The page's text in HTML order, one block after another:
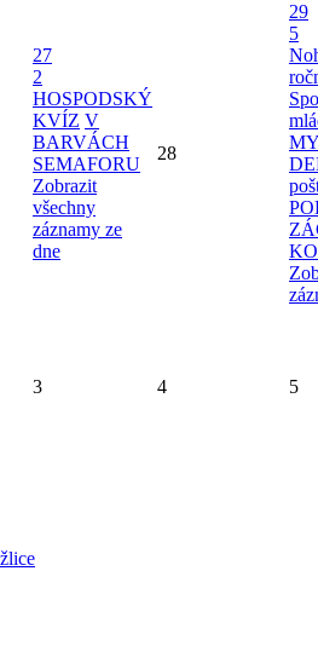
27
2
HOSPODSKÝ
KVÍZ V
BARVÁCH
SEMAFORU
Zobrazit
všechny
záznamy ze
dne
28
29
5
3 4 5